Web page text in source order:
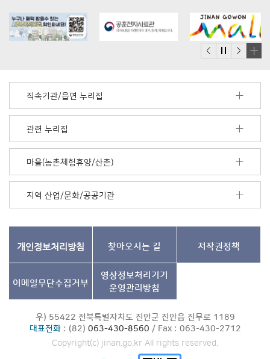
더
기
직속기관/읍면 누리집
관련 누리집
마을(농촌체험휴양/산촌)
지역 산업/문화/공공기관
개인정보처리방침 찾아오시는 길 저작권정책
이메일무단수집거부
영상정보처리기기
운영관리방침
우) 55422 전북특별자치도 진안군 진안읍 진무로 1189
대표전화: (82) 063-430-8560 / Fax : 063-430-2712
Copyright(c) jinan.go.kr All rights reserved.